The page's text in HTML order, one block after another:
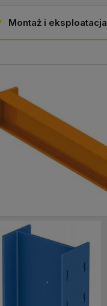
Montaż i eksploatacja